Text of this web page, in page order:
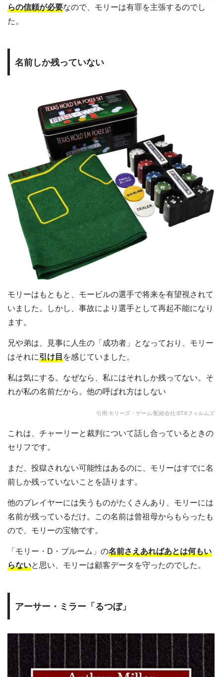
らの信頼が必要なので、モリーは有罪を主張するのでし
た。
名前しか残っていない
モリーはもともと、モービルの選手で将来を有望視されて
いました。しかし、事故により選手として再起不能になり
ます。
兄や弟は、見事に人生の「成功者」となっており、モリー
はそれに引け目を感じていました。
私は気にする。なぜなら、私にはそれしか残ってない。そ
れが私の名前だから。他の呼ばれ方はしない
引用:モリーズ・ゲーム/配給会社:STXフィルムズ
これは、チャーリーと裁判について話し合っているときの
セリフです。
まだ、投獄されない可能性はあるのに、モリーはすでに名
前しか残っていないことを語ります。
他のプレイヤーには失うものがたくさんあり、モリーには
名前が残っているだけ。この名前は曾祖母からもらったも
ので、モリーの宝物です。
「モリー・D・ブルーム」の名前さえあればあとは何もい
らないと思い、モリーは顧客データを守ったのでした。
アーサー・ミラー「るつぼ」